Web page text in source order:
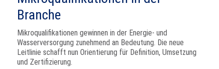
Branche
Mikroqualifikationen gewinnen in der Energie- und
Wasserversorgung zunehmend an Bedeutung. Die neue
Leitlinie schafft nun Orientierung für Definition, Umsetzung
und Zertifizierung.